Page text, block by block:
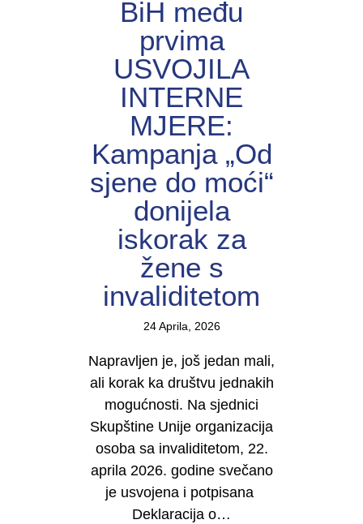
BiH među
prvima
USVOJILA
INTERNE
MJERE:
Kampanja „Od
sjene do moći“
donijela
iskorak za
žene s
invaliditetom
24 Aprila, 2026
Napravljen je, još jedan mali,
ali korak ka društvu jednakih
mogućnosti. Na sjednici
Skupštine Unije organizacija
osoba sa invaliditetom, 22.
aprila 2026. godine svečano
je usvojena i potpisana
Deklaracija o…